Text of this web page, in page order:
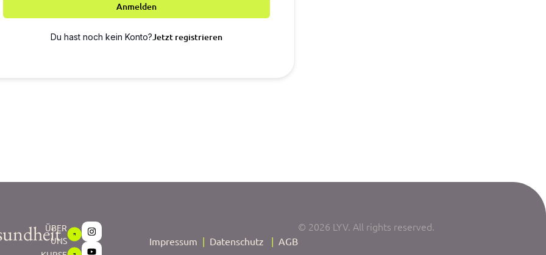
Anmelden
Du hast noch kein Konto?Jetzt registrieren
ÜBER
UNS
Impressum | Datenschutz | AGB
© 2026 LYV. All rights reserved.